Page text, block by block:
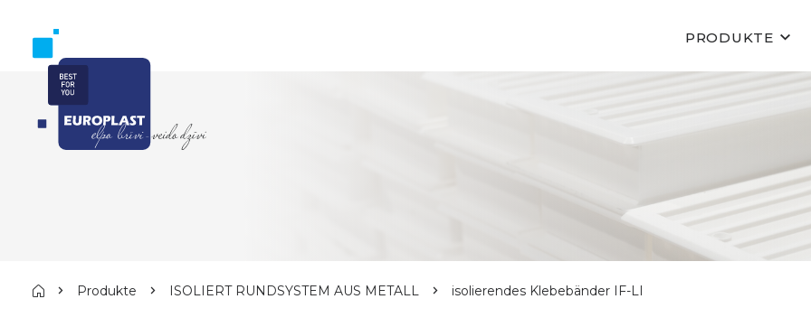
PRODUKTE
Produkte ISOLIERT RUNDSYSTEM AUS METALL isolierendes Klebebänder IF-LI